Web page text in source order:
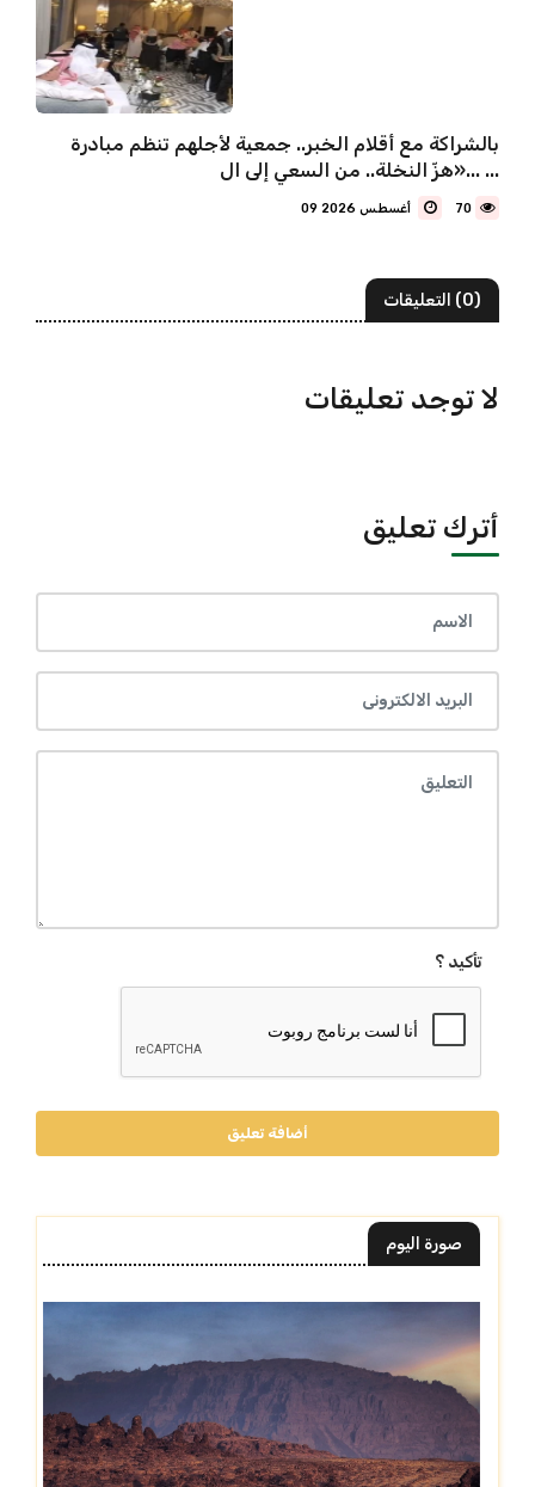
بالشراكة مع أقلام الخبر.. جمعية لأجلهم تنظم مبادرة
«هزّ النخلة.. من السعي إلى ال... ...
70
(0) التعليقات
لا توجد تعليقات
أترك تعليق
تأكيد ؟
أضافة تعليق
صورة اليوم